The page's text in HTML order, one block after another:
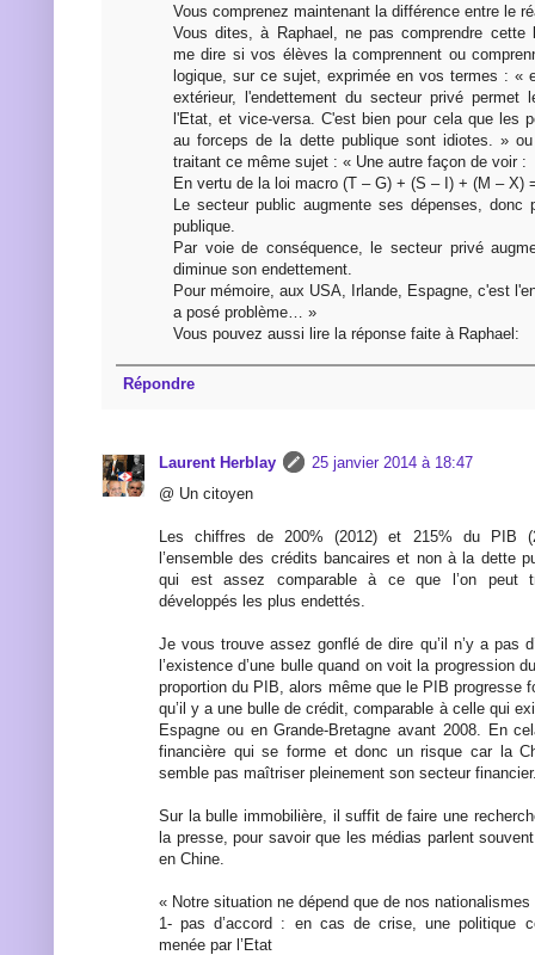
Vous comprenez maintenant la différence entre le
Vous dites, à Raphael, ne pas comprendre cette
me dire si vos élèves la comprennent ou
logique, sur ce sujet, exprimée en vos termes : «
extérieur, l'endettement du secteur privé permet
l'Etat, et vice-versa. C'est bien pour cela que les
au forceps de la dette publique sont idiotes. »
traitant ce même sujet : « Une autre façon de voir :
En vertu de la loi macro (T – G) + (S – I) + (M – X)
Le secteur public augmente ses dépenses, donc
publique.
Par voie de conséquence, le secteur privé
diminue son endettement.
Pour mémoire, aux USA, Irlande, Espagne, c'est
a posé problème… »
Vous pouvez aussi lire la réponse faite à Raphael:
Répondre
Laurent Herblay
25 janvier 2014 à 18:47
@ Un citoyen
Les chiffres de 200% (2012) et 215% du PIB
l’ensemble des crédits bancaires et non à la dette
qui est assez comparable à ce que l’on peut
développés les plus endettés.
Je vous trouve assez gonflé de dire qu’il n’y a pas
l’existence d’une bulle quand on voit la progression
proportion du PIB, alors même que le PIB progresse
qu’il y a une bulle de crédit, comparable à celle qui
Espagne ou en Grande-Bretagne avant 2008. En
financière qui se forme et donc un risque car la
semble pas maîtriser pleinement son secteur
Sur la bulle immobilière, il suffit de faire une
la presse, pour savoir que les médias parlent
en Chine.
« Notre situation ne dépend que de nos
1- pas d’accord : en cas de crise, une politique
menée par l’Etat